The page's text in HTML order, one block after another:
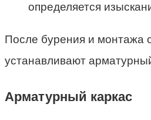
определяется
После бурения и монтажа
устанавливают
Арматурный каркас